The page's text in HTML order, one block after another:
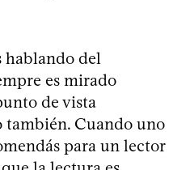
hablando del
es mirado
de vista
también. Cuando uno
para un lector